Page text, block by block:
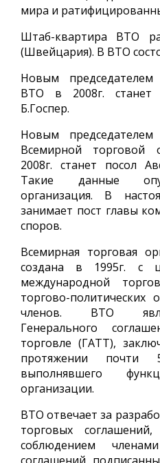
мира и
Штаб-квартира ВТО
(Швейцария). В ВТО
Новым председателем
ВТО в 2008г. станет
Б.Госпер.
Новым председателем
Всемирной торговой
2008г. станет посол
Такие данные
организация. В
занимает пост главы
споров.
Всемирная торговая
создана в 1995г. с
международной
торгово-политических
членов. ВТО
Генерального
торговле (ГАТТ),
протяжении почти
выполнявшего
организации.
ВТО отвечает за
торговых
соблюдением